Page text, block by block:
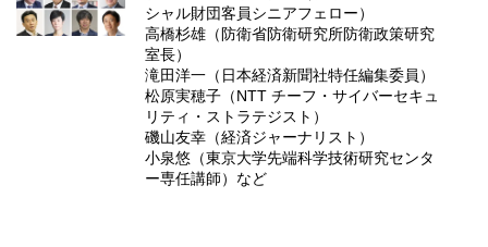
シャル財団客員シニアフェロー）
高橋杉雄（防衛省防衛研究所防衛政策研究
室長）
滝田洋一（日本経済新聞社特任編集委員）
松原実穂子（NTT チーフ・サイバーセキュ
リティ・ストラテジスト）
磯山友幸（経済ジャーナリスト）
小泉悠（東京大学先端科学技術研究センタ
ー専任講師）など